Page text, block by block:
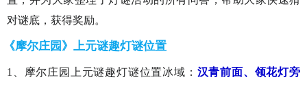
对谜底，获得奖励。
《摩尔庄园》上元谜趣灯谜位置
1、摩尔庄园上元谜趣灯谜位置冰域： 汉青前面、领花灯旁